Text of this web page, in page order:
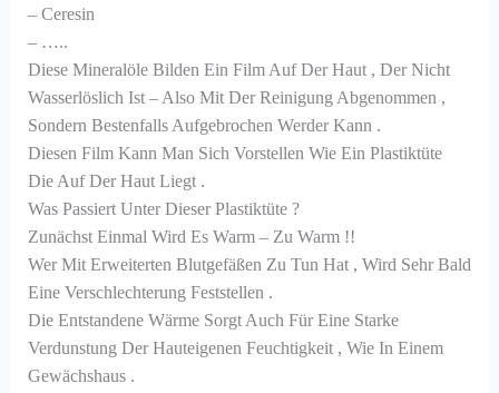
– Ceresin
– …..
Diese Mineralöle Bilden Ein Film Auf Der Haut , Der Nicht
Wasserlöslich Ist – Also Mit Der Reinigung Abgenommen ,
Sondern Bestenfalls Aufgebrochen Werder Kann .
Diesen Film Kann Man Sich Vorstellen Wie Ein Plastiktüte
Die Auf Der Haut Liegt .
Was Passiert Unter Dieser Plastiktüte ?
Zunächst Einmal Wird Es Warm – Zu Warm !!
Wer Mit Erweiterten Blutgefäßen Zu Tun Hat , Wird Sehr Bald
Eine Verschlechterung Feststellen .
Die Entstandene Wärme Sorgt Auch Für Eine Starke
Verdunstung Der Hauteigenen Feuchtigkeit , Wie In Einem
Gewächshaus .